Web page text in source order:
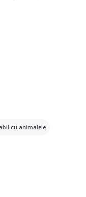
cu animalele